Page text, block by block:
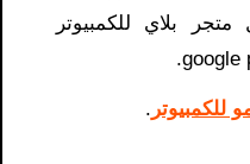
بلاي للكمبيوتر
للكمبيوتر .